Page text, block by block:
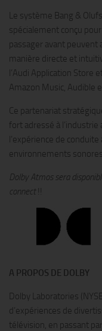
Le système Bang &
spécialement conçu
passager avant peuvent
manière directe et
l’Audi Application Store
Amazon Music, Audible
Ce partenariat
fort adressé à
l’expérience de
environnements
Dolby Atmos sera
connect!!
A PROPOS DE DOLBY
Dolby Laboratories
d’expériences de
télévision, en passant